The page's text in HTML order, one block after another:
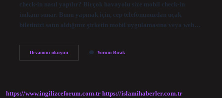
check-in nasıl yapılır? Birçok havayolu size mobil check-in
imkanı sunar. Bunu yapmak için, cep telefonunuzdan uçak
biletinizi satın aldığınız şirketin mobil uygulamasına veya web…
Devamını okuyunUçak
Yorum Bırak
https://www.ingilizceforum.com.tr https://islamihaberler.com.tr